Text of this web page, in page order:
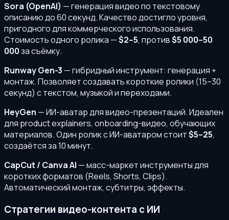
Sora (OpenAI) — генерация видео по текстовому
описанию до 60 секунд. Качество достигло уровня,
пригодного для коммерческого использования.
Стоимость одного ролика —$2–5, против$5 000–50
000за съёмку.
Runway Gen-3 — гибридный инструмент: генерация +
монтаж. Позволяет создавать короткие ролики (15–30
секунд) с текстом, музыкой и переходами.
HeyGen — ИИ-аватар для видео-презентаций. Идеален
для product explainers, onboarding-видео, обучающих
материалов. Один ролик с ИИ-аватаром стоит$5–25,
создаётся за 10 минут.
CapCut / Canva AI — масс-маркет инструменты для
коротких форматов (Reels, Shorts, Clips).
Автоматический монтаж, субтитры, эффекты.
Стратегии видео-контента с ИИ